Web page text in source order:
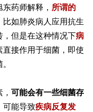
药师解释， 所谓的
比如肺炎病人应用抗生
但是在这种情况下病
直接作用于细菌，即使
可能会有一些细菌存
可能导致疾病反复发